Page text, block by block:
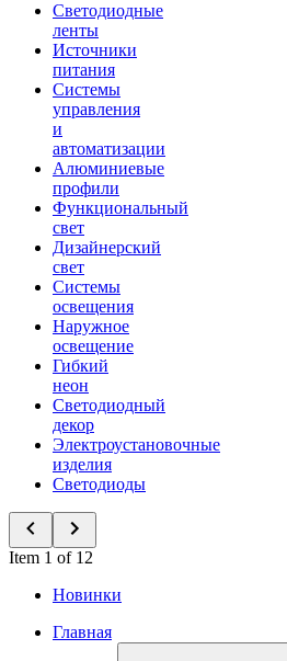
Светодиодные
ленты
Источники
питания
Системы
управления
и
автоматизации
Алюминиевые
профили
Функциональный
свет
Дизайнерский
свет
Системы
освещения
Наружное
освещение
Гибкий
неон
Светодиодный
декор
Электроустановочные
изделия
Светодиоды
Item 1 of 12
Новинки
Главная